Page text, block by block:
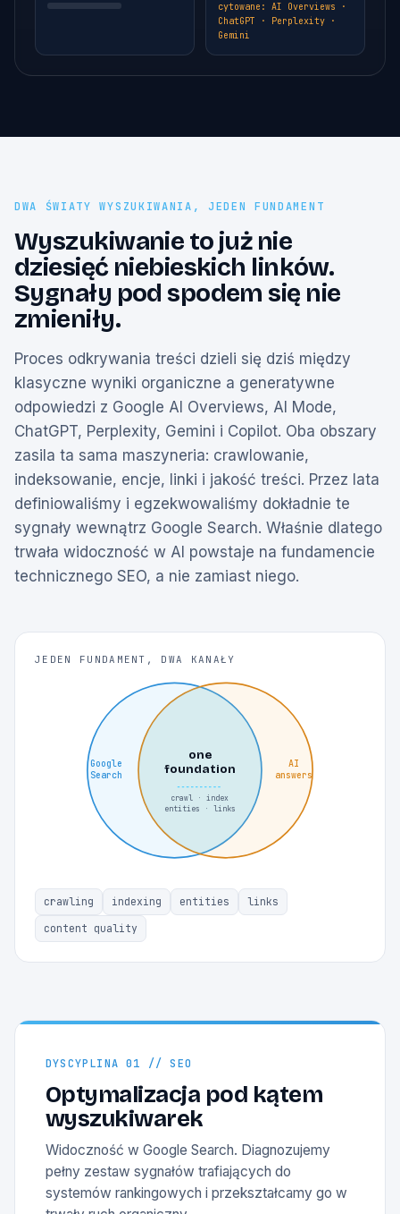
cytowane: AI Overviews ·
ChatGPT · Perplexity ·
Gemini
DWA ŚWIATY WYSZUKIWANIA, JEDEN FUNDAMENT
Wyszukiwanie to już nie
dziesięć niebieskich linków.
Sygnały pod spodem się nie
zmieniły.
Proces odkrywania treści dzieli się dziś między
klasyczne wyniki organiczne a generatywne
odpowiedzi z Google AI Overviews, AI Mode,
ChatGPT, Perplexity, Gemini i Copilot. Oba obszary
zasila ta sama maszyneria: crawlowanie,
indeksowanie, encje, linki i jakość treści. Przez lata
definiowaliśmy i egzekwowaliśmy dokładnie te
sygnały wewnątrz Google Search. Właśnie dlatego
trwała widoczność w AI powstaje na fundamencie
technicznego SEO, a nie zamiast niego.
JEDEN FUNDAMENT, DWA KANAŁY
Google
Search
AI
answers
one
foundation
crawl · index
entities · links
crawling indexing entities
links
content quality
DYSCYPLINA 01 // SEO
Optymalizacja pod kątem
wyszukiwarek
Widoczność w Google Search. Diagnozujemy
pełny zestaw sygnałów trafiających do
systemów rankingowych i przekształcamy go w